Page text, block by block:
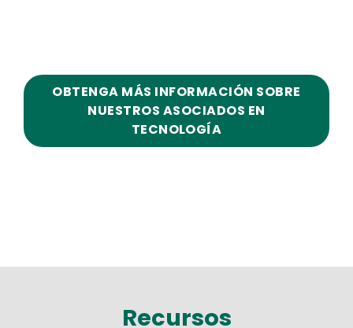
OBTENGA MÁS INFORMACIÓN SOBRE
NUESTROS ASOCIADOS EN
TECNOLOGÍA
Recursos